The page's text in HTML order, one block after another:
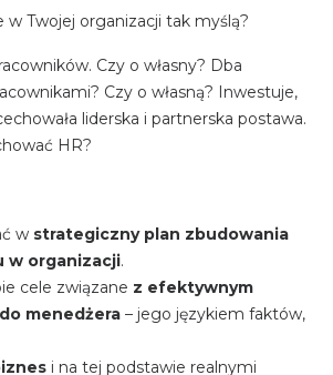
w Twojej organizacji tak myślą?
Czy o własny? Dba
Czy o własną? Inwestuje,
liderska i partnerska postawa.
HR?
w strategiczny plan zbudowania
w organizacji.
cele związane z efektywnym
menedżera – jego językiem faktów,
i na tej podstawie realnymi